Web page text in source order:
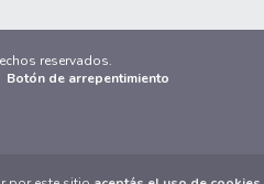
reservados.
Botón de arrepentimiento